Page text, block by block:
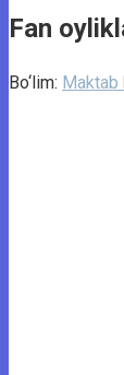
Fan
Bo‘lim: Maktab